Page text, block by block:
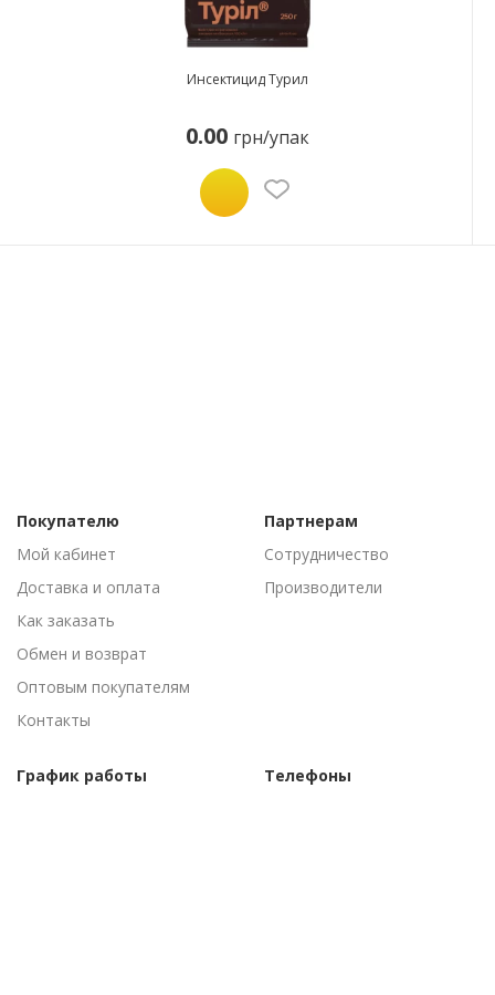
Инсектицид Турил
0.00 грн/упак
Покупателю
Мой кабинет
Доставка и оплата
Как заказать
Обмен и возврат
Оптовым покупателям
Контакты
Партнерам
Сотрудничество
Производители
График работы
Телефоны